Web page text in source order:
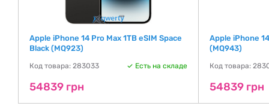
Apple iPhone 14 Pro Max 1TB eSIM Space
Black (MQ923)
Код товара: 283033 Есть на складе
54839 грн
Apple iPhone
(MQ943)
Код товара:
54839 грн